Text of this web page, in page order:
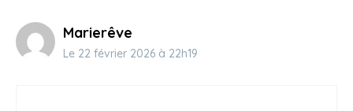
Marierêve
Le 22 février 2026 à 22h19